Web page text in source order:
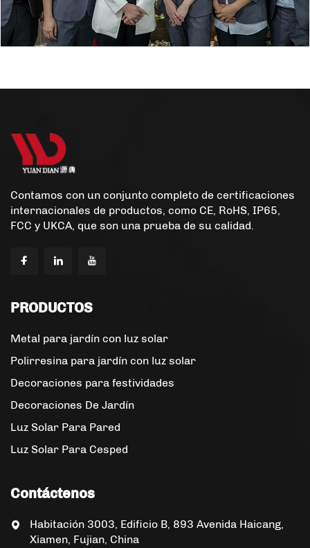
Contamos con un conjunto completo de certificaciones
internacionales de productos, como CE, RoHS, IP65,
FCC y UKCA, que son una prueba de su calidad.
PRODUCTOS
Metal para jardín con luz solar
Polirresina para jardín con luz solar
Decoraciones para festividades
Decoraciones De Jardín
Luz Solar Para Pared
Luz Solar Para Cesped
Contáctenos
Habitación 3003, Edificio B, 893 Avenida Haicang,
Xiamen, Fujian, China